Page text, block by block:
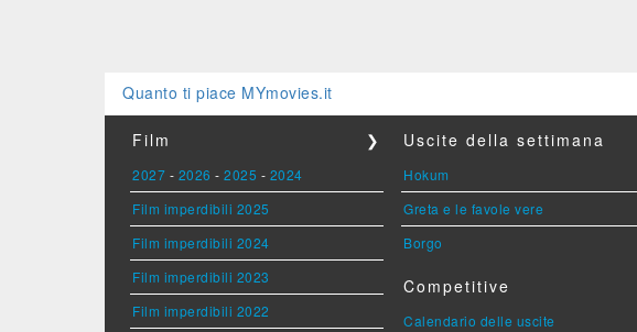
Quanto ti piace MYmovies.it
Film ❯
2027 - 2026 - 2025 - 2024
Film imperdibili 2025
Film imperdibili 2024
Film imperdibili 2023
Film imperdibili 2022
Uscite della settimana
Hokum
Greta e le favole vere
Borgo
Competitive
Calendario delle uscite